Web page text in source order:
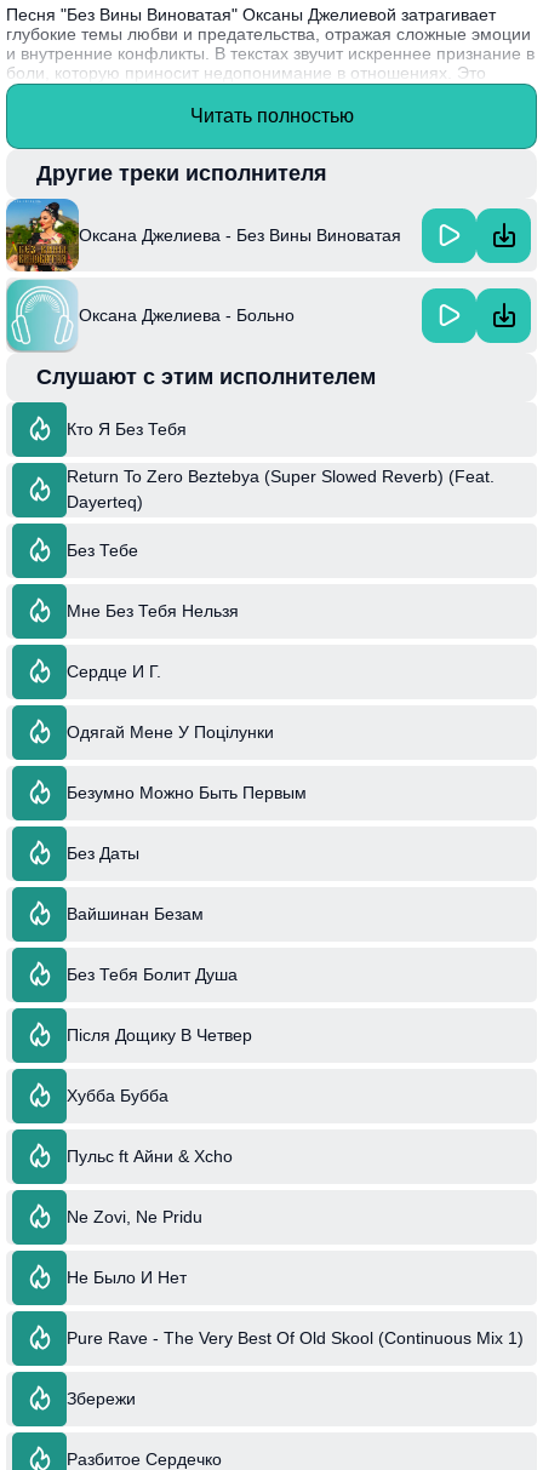
Песня "Без Вины Виноватая" Оксаны Джелиевой затрагивает
глубокие темы любви и предательства, отражая сложные эмоции
и внутренние конфликты. В текстах звучит искреннее признание в
боли, которую приносит недопонимание в отношениях. Это
произведение показывает, как сложно оправдать свои чувства и
обстоятельства, когда любовь становится источником страданий.
настроение, создавая атмосферу, в которой каждый может узнать
себя.
Интересный факт: Оксана Джелиева начала свою карьеру с
участия в различных музыкальных конкурсах, что помогло ей
завоевать популярность и найти свой уникальный стиль.
Читать полностью
Другие треки исполнителя
Оксана Джелиева - Без Вины Виноватая
Оксана Джелиева - Больно
Слушают с этим исполнителем
Кто Я Без Тебя
Return To Zero Beztebya (Super Slowed Reverb) (Feat.
Dayerteq)
Без Тебе
Мне Без Тебя Нельзя
Сердце И Г.
Одягай Мене У Поцілунки
Безумно Можно Быть Первым
Без Даты
Вайшинан Безам
Без Тебя Болит Душа
Після Дощику В Четвер
Хубба Бубба
Пульс ft Айни & Xcho
Ne Zovi, Ne Pridu
Не Было И Нет
Pure Rave - The Very Best Of Old Skool (Continuous Mix 1)
Збережи
Разбитое Сердечко